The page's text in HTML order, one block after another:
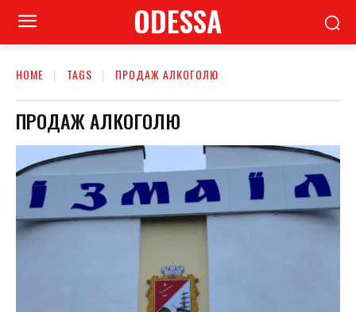
ODESSA
HOME TAGS ПРОДАЖ АЛКОГОЛЮ
ПРОДАЖ АЛКОГОЛЮ